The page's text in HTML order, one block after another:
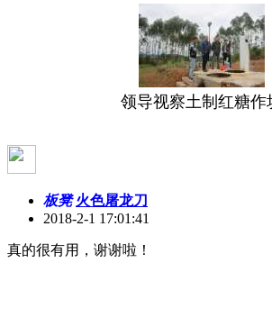
领导视察土制红糖作
板凳 火色屠龙刀
2018-2-1 17:01:41
真的很有用，谢谢啦！